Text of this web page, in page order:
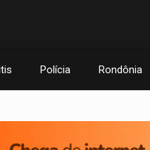
Polícia Rondônia